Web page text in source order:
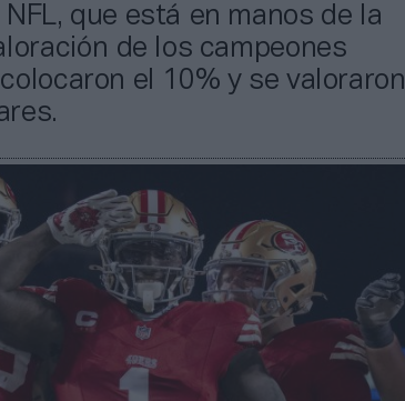
que está en manos de la
de los campeones
el 10% y se valoraron